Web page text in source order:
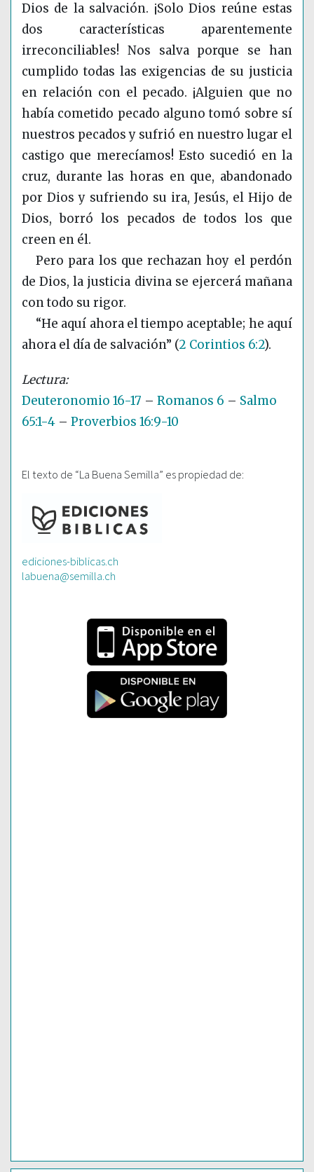
Dios de la salvación. ¡Solo Dios reúne estas
dos características aparentemente
irreconciliables! Nos salva porque se han
cumplido todas las exigencias de su justicia
en relación con el pecado. ¡Alguien que no
había cometido pecado alguno tomó sobre sí
nuestros pecados y sufrió en nuestro lugar el
castigo que merecíamos! Esto sucedió en la
cruz, durante las horas en que, abandonado
por Dios y sufriendo su ira, Jesús, el Hijo de
Dios, borró los pecados de todos los que
creen en él.
Pero para los que rechazan hoy el perdón
de Dios, la justicia divina se ejercerá mañana
con todo su rigor.
“He aquí ahora el tiempo aceptable; he aquí
ahora el día de salvación” (2 Corintios 6:2).
Deuteronomio 16-17 – Romanos 6 – Salmo
65:1-4 – Proverbios 16:9-10
El texto de “La Buena Semilla” es propiedad de:
ediciones-biblicas.ch
labuena@semilla.ch